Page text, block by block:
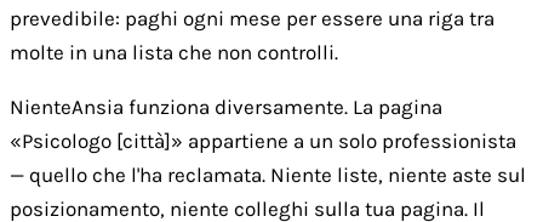
prevedibile: paghi ogni mese per essere una riga tra
molte in una lista che non controlli.
NienteAnsia funziona diversamente. La pagina
«Psicologo [città]» appartiene a un solo professionista
— quello che l'ha reclamata. Niente liste, niente aste sul
posizionamento, niente colleghi sulla tua pagina. Il